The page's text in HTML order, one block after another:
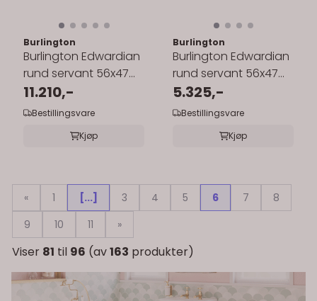
Burlington
Burlington Edwardian
rund servant 56x47
cm inkl.rørstativ i krom
11.210,-
Bestillingsvare
Kjøp
Burlington
Burlington Edwardian
rund servant 56x47
cm inkl.søyle i hvit
5.325,-
Bestillingsvare
Kjøp
« 1 [...] 3 4 5 6 7
8
9
10 11 »
Viser 81 til 96 (av163 produkter)